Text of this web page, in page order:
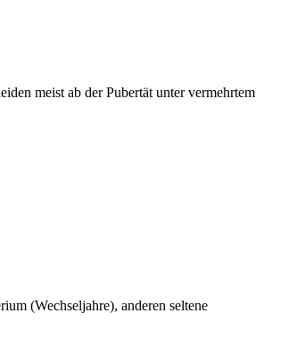
meist ab der Pubertät unter vermehrtem
(Wechseljahre), anderen seltene